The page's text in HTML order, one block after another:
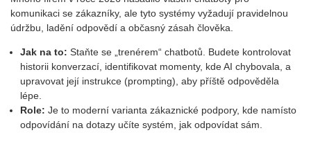
komunikaci se zákazníky, ale tyto systémy vyžadují pravidelnou
údržbu, ladění odpovědí a občasný zásah člověka.
Jak na to: Staňte se „trenérem“ chatbotů. Budete kontrolovat
historii konverzací, identifikovat momenty, kde AI chybovala, a
upravovat její instrukce (prompting), aby příště odpověděla
lépe.
Role: Je to moderní varianta zákaznické podpory, kde namísto
odpovídání na dotazy učíte systém, jak odpovídat sám.